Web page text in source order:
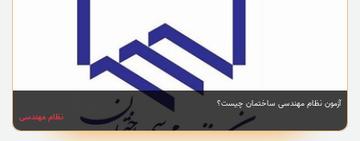
آزمون نظام مهندسی ساختمان چیست؟
نظام مهندسی